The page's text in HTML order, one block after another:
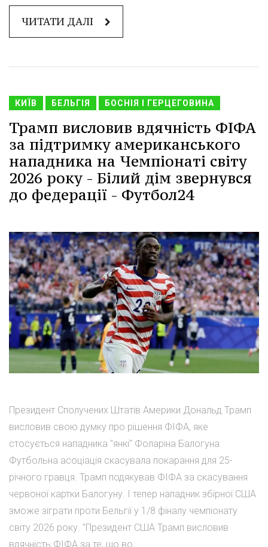
ЧИТАТИ ДАЛІ
КИЇВ БЕЛЬГІЯ БОСНІЯ І ГЕРЦЕГОВИНА
Трамп висловив вдячність ФІФА
за підтримку американського
нападника на Чемпіонаті світу
2026 року - Білий дім звернувся
до федерації - Футбол24
Президент Сполучених Штатів Америки Дональд Трамп
висловив свою думку про рішення ФІФА, яке
стосується нападника "янкі" Фоларіна Балогуна.
Футбольна асоціація скасувала покарання для 25-
річного гравця. Трамп подякував ФІФА за скасування
червоної картки Балогуну. І тепер нападник збірної США
зможе зіграти проти Бельгії у 1/8 фіналу чемпіонату
світу 2026 року. "Президент США Трамп висловив
вдячність ФІФА за те, що во...